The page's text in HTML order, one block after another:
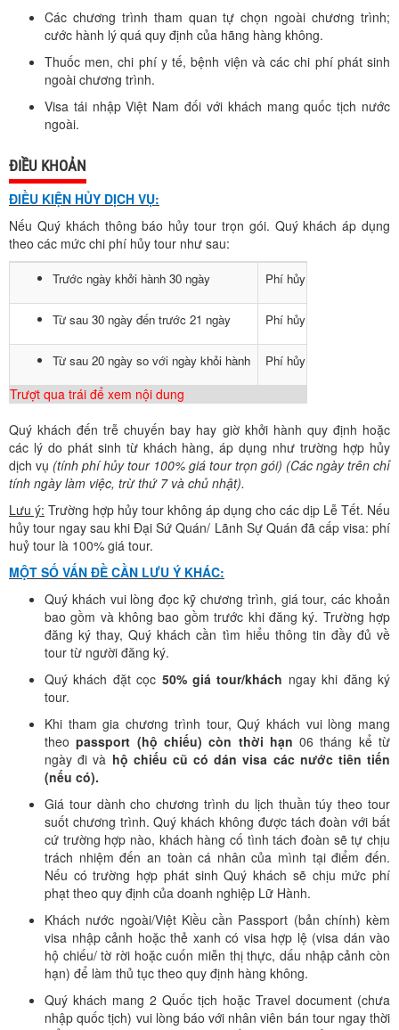
Các chương trình tham quan tự chọn ngoài chương trình;
cước hành lý quá quy định của hãng hàng không.
Thuốc men, chi phí y tế, bệnh viện và các chi phí phát sinh
ngoài chương trình.
Visa tái nhập Việt Nam đối với khách mang quốc tịch nước
ngoài.
ĐIỀU KHOẢN
ĐIỀU KIỆN HỦY DỊCH VỤ:
Nếu Quý khách thông báo hủy tour trọn gói. Quý khách áp dụng
theo các mức chi phí hủy tour như sau:
Trước ngày khởi hành 30 ngày Phí hủy tour là 50% giá
Từ sau 30 ngày đến trước 21 ngày Phí hủy tour là 80% giá
Từ sau 20 ngày so với ngày khỏi hành Phí hủy tour là 100% giá
Trượt qua trái để xem nội dung
Quý khách đến trễ chuyến bay hay giờ khởi hành quy định hoặc
các lý do phát sinh từ khách hàng, áp dụng như trường hợp hủy
dịch vụ (tính phí hủy tour 100% giá tour trọn gói) (Các ngày trên chỉ
tính ngày làm việc, trừ thứ 7 và chủ nhật).
Lưu ý: Trường hợp hủy tour không áp dụng cho các dịp Lễ Tết. Nếu
hủy tour ngay sau khi Đại Sứ Quán/ Lãnh Sự Quán đã cấp visa: phí
huỷ tour là 100% giá tour.
MỘT SỐ VẤN ĐỀ CẦN LƯU Ý KHÁC:
Quý khách vui lòng đọc kỹ chương trình, giá tour, các khoản
bao gồm và không bao gồm trước khi đăng ký. Trường hợp
đăng ký thay, Quý khách cần tìm hiểu thông tin đầy đủ về
tour từ người đăng ký.
Quý khách đặt cọc 50% giá tour/khách ngay khi đăng ký
tour.
Khi tham gia chương trình tour, Quý khách vui lòng mang
theopassport (hộ chiếu) còn thời hạn06 tháng kể từ
ngày đi và hộ chiếu cũ có dán visa các nước tiên tiến
(nếu có).
Giá tour dành cho chương trình du lịch thuần túy theo tour
suốt chương trình. Quý khách không được tách đoàn với bất
cứ trường hợp nào, khách hàng cố tình tách đoàn sẽ tự chịu
trách nhiệm đến an toàn cá nhân của mình tại điểm đến.
Nếu có trường hợp phát sinh Quý khách sẽ chịu mức phí
phạt theo quy định của doanh nghiệp Lữ Hành.
Khách nước ngoài/Việt Kiều cần Passport (bản chính) kèm
visa nhập cảnh hoặc thẻ xanh có visa hợp lệ (visa dán vào
hộ chiếu/ tờ rời hoặc cuốn miễn thị thực, dấu nhập cảnh còn
hạn) để làm thủ tục theo quy định hàng không.
Quý khách mang 2 Quốc tịch hoặc Travel document (chưa
nhập quốc tịch) vui lòng báo với nhân viên bán tour ngay thời